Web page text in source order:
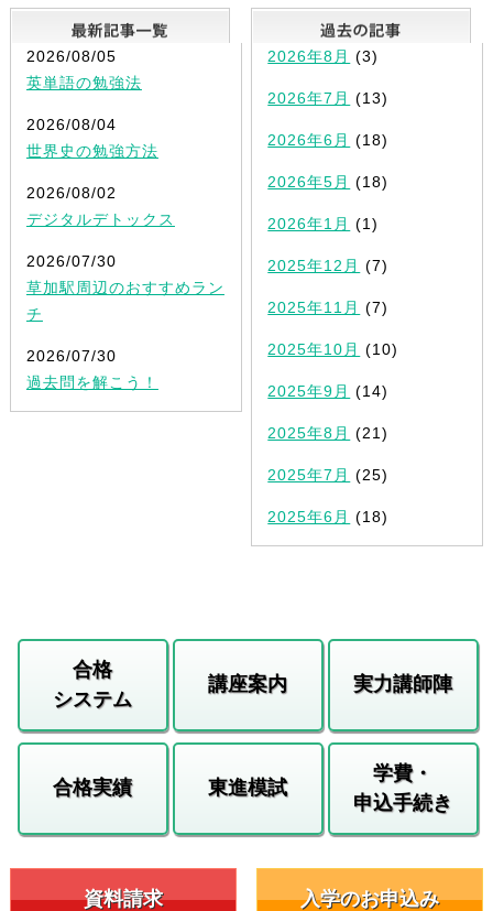
最新記事一覧
2026/08/05
英単語の勉強法
2026/08/04
世界史の勉強方法
2026/08/02
デジタルデトックス
2026/07/30
草加駅周辺のおすすめラン
チ
2026/07/30
過去問を解こう！
2026年8月 (3)
2026年7月 (13)
2026年6月 (18)
2026年5月 (18)
2026年1月 (1)
2025年12月 (7)
2025年11月 (7)
2025年10月 (10)
2025年9月 (14)
2025年8月 (21)
2025年7月 (25)
2025年6月 (18)
合格
システム
講座案内 実力講師陣
合格実績 東進模試
学費・
申込手続き
資料請求 入学のお申込み